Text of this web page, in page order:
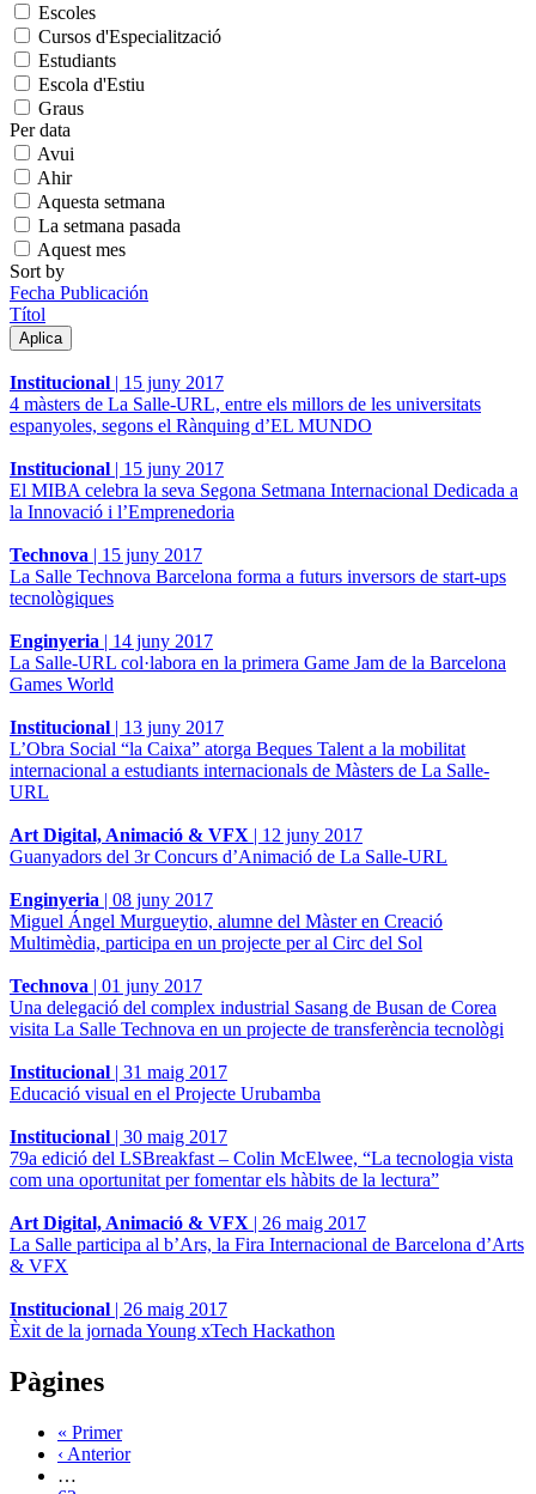
Escoles
Cursos d'Especialització
Estudiants
Escola d'Estiu
Graus
Per data
Avui
Ahir
Aquesta setmana
La setmana pasada
Aquest mes
Sort by
Fecha Publicación
Títol
Institucional | 15 juny 2017
4 màsters de La Salle-URL, entre els millors de les universitats
espanyoles, segons el Rànquing d’EL MUNDO
Institucional | 15 juny 2017
El MIBA celebra la seva Segona Setmana Internacional Dedicada a
la Innovació i l’Emprenedoria
Technova | 15 juny 2017
La Salle Technova Barcelona forma a futurs inversors de start-ups
tecnològiques
Enginyeria | 14 juny 2017
La Salle-URL col·labora en la primera Game Jam de la Barcelona
Games World
Institucional | 13 juny 2017
L’Obra Social “la Caixa” atorga Beques Talent a la mobilitat
internacional a estudiants internacionals de Màsters de La Salle-
URL
Art Digital, Animació & VFX | 12 juny 2017
Guanyadors del 3r Concurs d’Animació de La Salle-URL
Enginyeria | 08 juny 2017
Miguel Ángel Murgueytio, alumne del Màster en Creació
Multimèdia, participa en un projecte per al Circ del Sol
Technova | 01 juny 2017
Una delegació del complex industrial Sasang de Busan de Corea
visita La Salle Technova en un projecte de transferència tecnològi
Institucional | 31 maig 2017
Educació visual en el Projecte Urubamba
Institucional | 30 maig 2017
79a edició del LSBreakfast – Colin McElwee, “La tecnologia vista
com una oportunitat per fomentar els hàbits de la lectura”
Art Digital, Animació & VFX | 26 maig 2017
La Salle participa al b’Ars, la Fira Internacional de Barcelona d’Arts
& VFX
Institucional | 26 maig 2017
Èxit de la jornada Young xTech Hackathon
Pàgines
« Primer
‹ Anterior
…